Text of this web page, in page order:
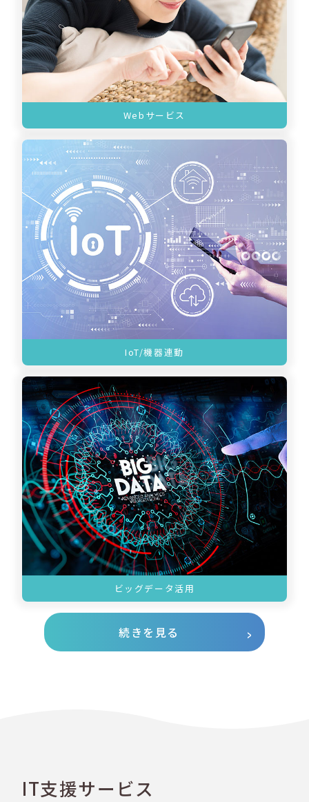
Webサービス
IoT/機器連動
ビッグデータ活用
続きを見る
IT支援サービス